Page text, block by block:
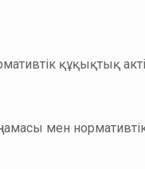
құқықтық
мен